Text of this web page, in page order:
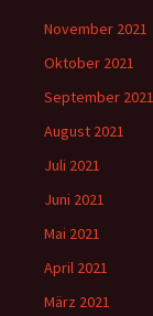
November 2021
Oktober 2021
September 2021
August 2021
Juli 2021
Juni 2021
Mai 2021
April 2021
März 2021